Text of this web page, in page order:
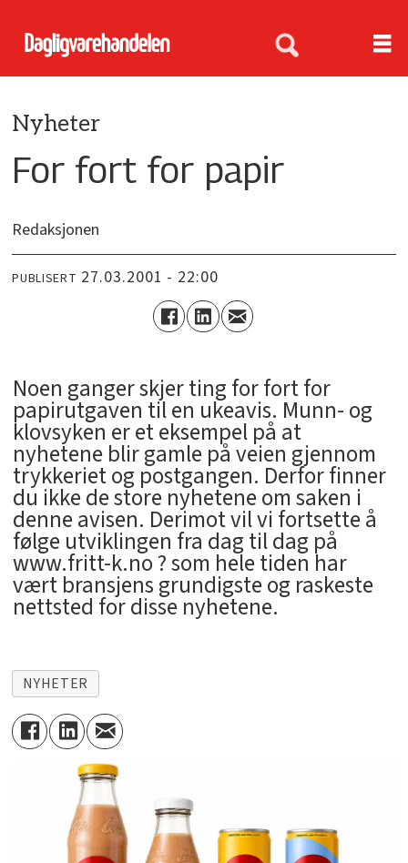
Nyheter
For fort for papir
Redaksjonen
PUBLISERT 27.03.2001 - 22:00
Noen ganger skjer ting for fort for
papirutgaven til en ukeavis. Munn- og
klovsyken er et eksempel på at
nyhetene blir gamle på veien gjennom
trykkeriet og postgangen. Derfor finner
du ikke de store nyhetene om saken i
denne avisen. Derimot vil vi fortsette å
følge utviklingen fra dag til dag på
www.fritt-k.no ? som hele tiden har
vært bransjens grundigste og raskeste
nettsted for disse nyhetene.
NYHETER